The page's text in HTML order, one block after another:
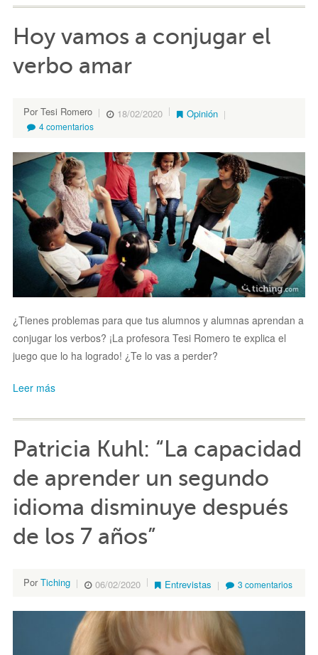
Hoy vamos a conjugar el
verbo amar
Por Tesi Romero 18/02/2020 Opinión
4 comentarios
¿Tienes problemas para que tus alumnos y alumnas aprendan a
conjugar los verbos? ¡La profesora Tesi Romero te explica el
juego que lo ha logrado! ¿Te lo vas a perder?
Leer más
Patricia Kuhl: “La capacidad
de aprender un segundo
idioma disminuye después
de los 7 años”
PorTiching 06/02/2020 Entrevistas 3 comentarios